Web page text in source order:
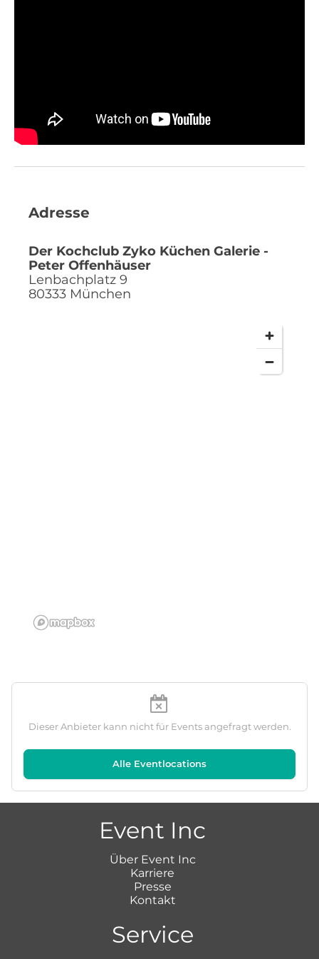
Adresse
Der Kochclub Zyko Küchen Galerie -
Peter Offenhäuser
Lenbachplatz 9
80333 München
Dieser Anbieter kann nicht für Events angefragt werden.
Alle Eventlocations
Event Inc
Über Event Inc
Karriere
Presse
Kontakt
Service